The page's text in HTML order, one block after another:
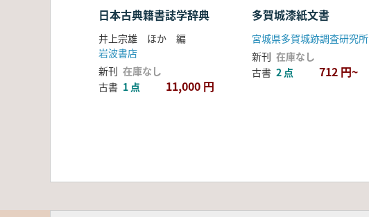
日本古典籍書誌学辞典
井上宗雄 ほか 編
岩波書店
新刊 在庫なし
古書 1 点 11,000 円
多賀城漆紙文書
宮城県多賀城跡調査研究所
新刊 在庫なし
古書 2 点 712 円~